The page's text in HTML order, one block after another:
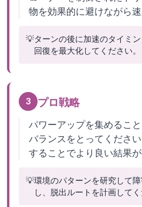
物を効果的に避けながら
💡ターンの後に加速のタイミ
回復を最大化してください。
3 プロ戦略
パワーアップを集めるこ
バランスをとってくださ
することでより良い結果が
💡環境のパターンを研究して
し、脱出ルートを計画してく